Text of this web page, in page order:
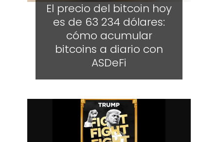
El precio del bitcoin hoy
es de 63 234 dólares:
cómo acumular
bitcoins a diario con
ASDeFi